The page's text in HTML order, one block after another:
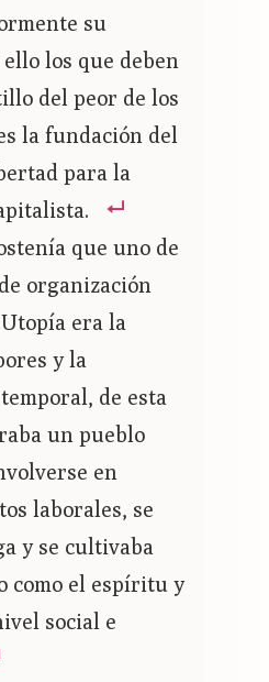
su
los que deben
del peor de los
la fundación del
para la
que uno de
organización
era la
y la
de esta
un pueblo
en
laborales, se
y se cultivaba
como el espíritu y
social e